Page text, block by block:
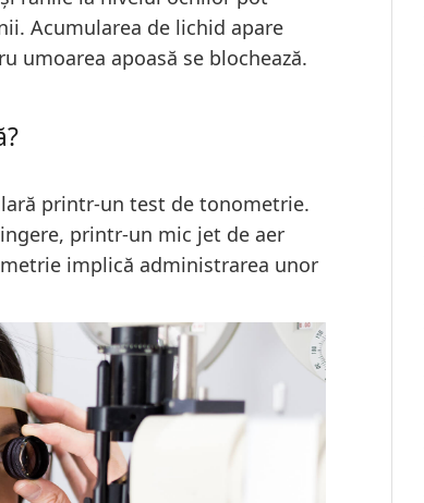
Acumularea de lichid apare
umoarea apoasă se blochează.
printr-un test de tonometrie.
printr-un mic jet de aer
implică administrarea unor